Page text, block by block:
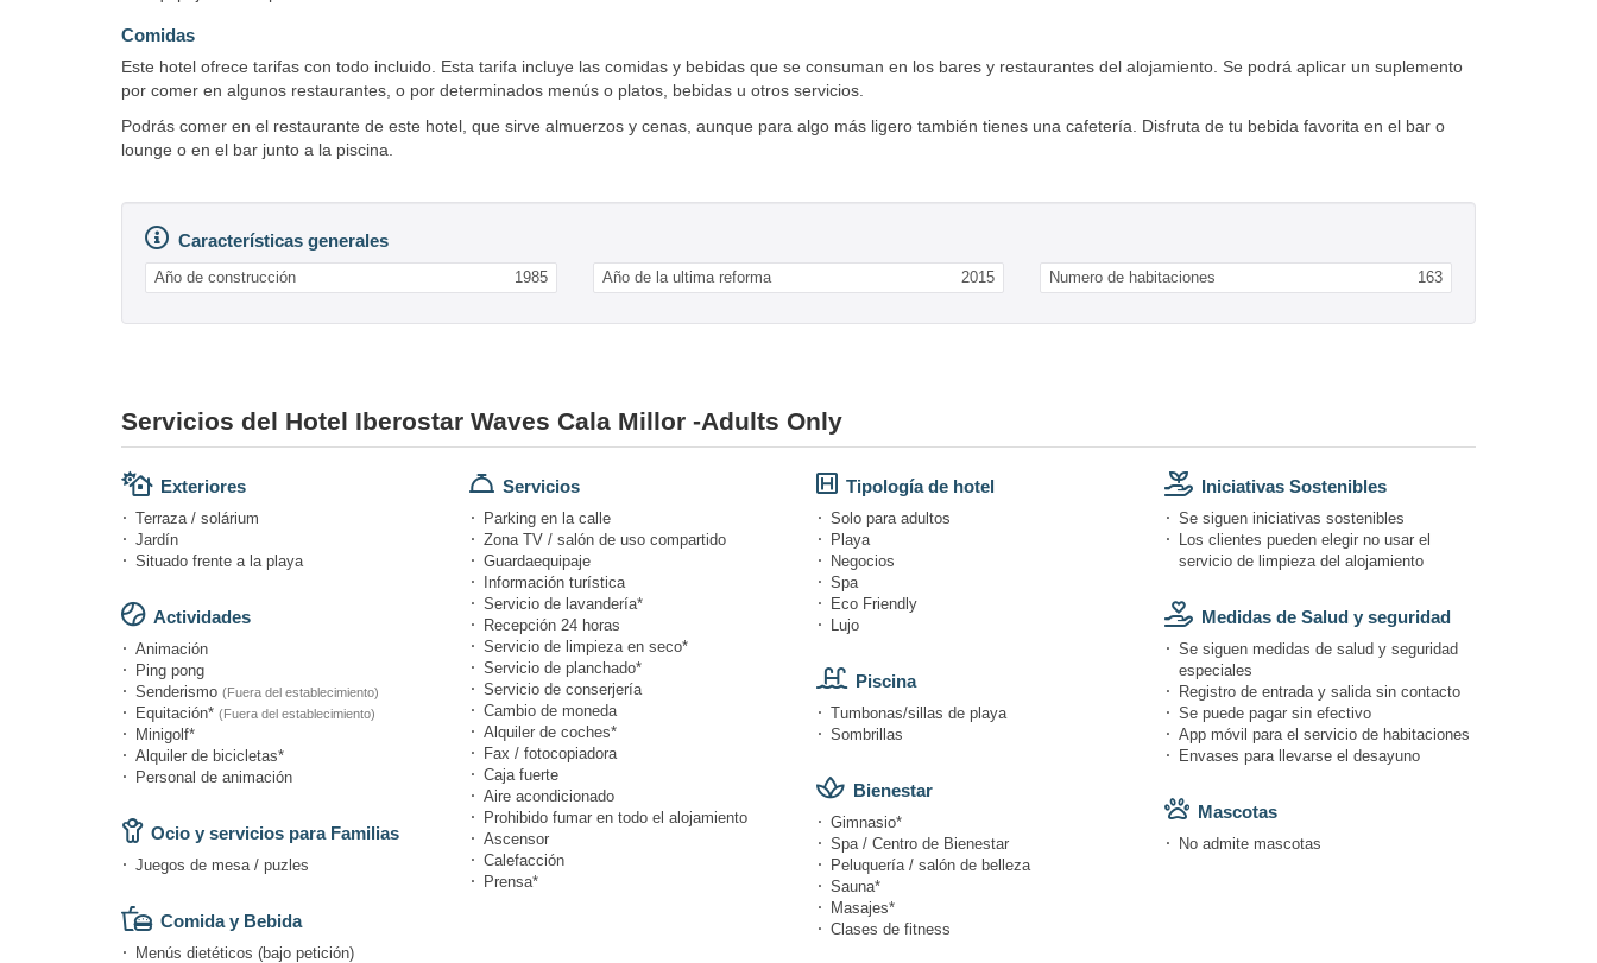
Comidas
Este hotel ofrece tarifas con todo incluido. Esta tarifa incluye las comidas y bebidas que se consuman en los bares y restaurantes del alojamiento. Se podrá aplicar un suplemento
por comer en algunos restaurantes, o por determinados menús o platos, bebidas u otros servicios.
Podrás comer en el restaurante de este hotel, que sirve almuerzos y cenas, aunque para algo más ligero también tienes una cafetería. Disfruta de tu bebida favorita en el bar o
lounge o en el bar junto a la piscina.
Características generales
Año de construcción 1985 Año de la ultima reforma 2015 Numero de habitaciones 163
Servicios del Hotel Iberostar Waves Cala Millor -Adults Only
Exteriores
Terraza / solárium
Jardín
Situado frente a la playa
Actividades
Animación
Ping pong
Senderismo (Fuera del establecimiento)
Equitación* (Fuera del establecimiento)
Minigolf*
Alquiler de bicicletas*
Personal de animación
Ocio y servicios para Familias
Juegos de mesa / puzles
Comida y Bebida
Menús dietéticos (bajo petición)
Servicios
Parking en la calle
Zona TV / salón de uso compartido
Guardaequipaje
Información turística
Servicio de lavandería*
Recepción 24 horas
Servicio de limpieza en seco*
Servicio de planchado*
Servicio de conserjería
Cambio de moneda
Alquiler de coches*
Fax / fotocopiadora
Caja fuerte
Aire acondicionado
Prohibido fumar en todo el alojamiento
Ascensor
Calefacción
Prensa*
Tipología de hotel
Solo para adultos
Playa
Negocios
Spa
Eco Friendly
Lujo
Piscina
Tumbonas/sillas de playa
Sombrillas
Bienestar
Gimnasio*
Spa / Centro de Bienestar
Peluquería / salón de belleza
Sauna*
Masajes*
Clases de fitness
Iniciativas Sostenibles
Se siguen iniciativas sostenibles
Los clientes pueden elegir no usar el
servicio de limpieza del alojamiento
Medidas de Salud y seguridad
Se siguen medidas de salud y seguridad
especiales
Registro de entrada y salida sin contacto
Se puede pagar sin efectivo
App móvil para el servicio de habitaciones
Envases para llevarse el desayuno
Mascotas
No admite mascotas